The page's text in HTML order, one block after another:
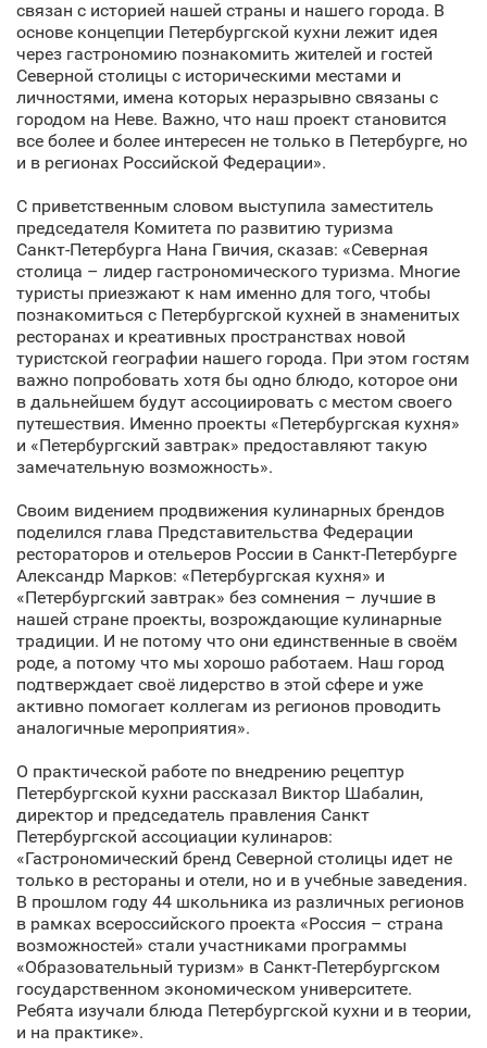
связан с историей нашей страны и нашего города. В
основе концепции Петербургской кухни лежит идея
через гастрономию познакомить жителей и гостей
Северной столицы с историческими местами и
личностями, имена которых неразрывно связаны с
городом на Неве. Важно, что наш проект становится
все более и более интересен не только в Петербурге, но
и в регионах Российской Федерации».
С приветственным словом выступила заместитель
председателя Комитета по развитию туризма
Санкт‑Петербурга Нана Гвичия, сказав: «Северная
столица – лидер гастрономического туризма. Многие
туристы приезжают к нам именно для того, чтобы
познакомиться с Петербургской кухней в знаменитых
ресторанах и креативных пространствах новой
туристской географии нашего города. При этом гостям
важно попробовать хотя бы одно блюдо, которое они
в дальнейшем будут ассоциировать с местом своего
путешествия. Именно проекты «Петербургская кухня»
и «Петербургский завтрак» предоставляют такую
замечательную возможность».
Своим видением продвижения кулинарных брендов
поделился глава Представительства Федерации
рестораторов и отельеров России в Санкт‑Петербурге
Александр Марков: «Петербургская кухня» и
«Петербургский завтрак» без сомнения – лучшие в
нашей стране проекты, возрождающие кулинарные
традиции. И не потому что они единственные в своём
роде, а потому что мы хорошо работаем. Наш город
подтверждает своё лидерство в этой сфере и уже
активно помогает коллегам из регионов проводить
аналогичные мероприятия».
О практической работе по внедрению рецептур
Петербургской кухни рассказал Виктор Шабалин,
директор и председатель правления Санкт
Петербургской ассоциации кулинаров:
«Гастрономический бренд Северной столицы идет не
только в рестораны и отели, но и в учебные заведения.
В прошлом году 44 школьника из различных регионов
в рамках всероссийского проекта «Россия – страна
возможностей» стали участниками программы
«Образовательный туризм» в Санкт‑Петербургском
государственном экономическом университете.
Ребята изучали блюда Петербургской кухни и в теории,
и на практике».